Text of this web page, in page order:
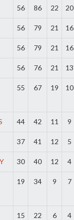
56 86 22 20
56 79 21 16
56 79 21 16
56 76 21 13
55 67 19 10
44 42 11 9
37 41 12 5
30 40 12 4
19 34 9 7
15 22 6 4